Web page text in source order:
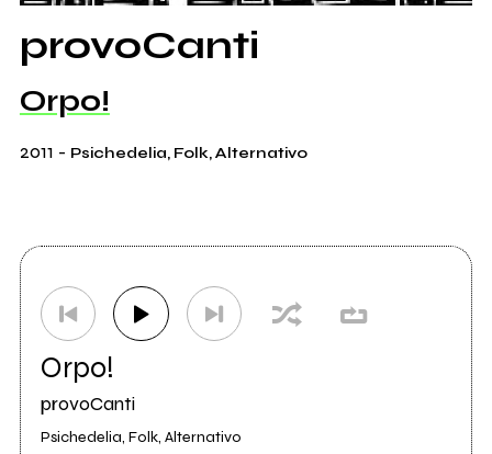
provoCanti
Orpo!
2011 - Psichedelia, Folk, Alternativo
Orpo!
provoCanti
Psichedelia, Folk, Alternativo